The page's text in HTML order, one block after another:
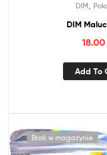
DIM
DIM
18.00
Add To
Brak w magazynie